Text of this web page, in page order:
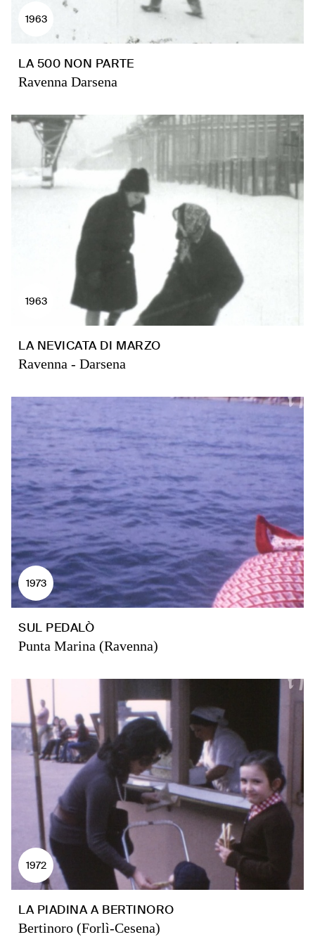
1963
LA 500 NON PARTE
Ravenna Darsena
1963
LA NEVICATA DI MARZO
Ravenna - Darsena
1973
SUL PEDALÒ
Punta Marina (Ravenna)
1972
LA PIADINA A BERTINORO
Bertinoro (Forlì-Cesena)